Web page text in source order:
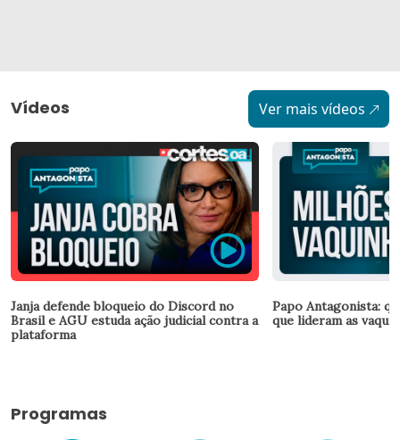
Vídeos Ver mais vídeos
Janja defende bloqueio do Discord no
Brasil e AGU estuda ação judicial contra a
plataforma
Papo Antagonista:
que lideram as
Programas